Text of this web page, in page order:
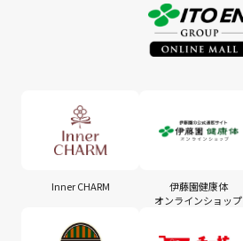
Inner CHARM
伊藤園健康体
オンラインショップ